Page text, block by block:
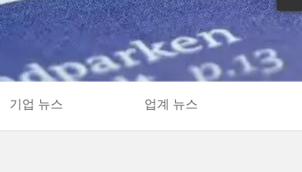
기업 뉴스 업계 뉴스